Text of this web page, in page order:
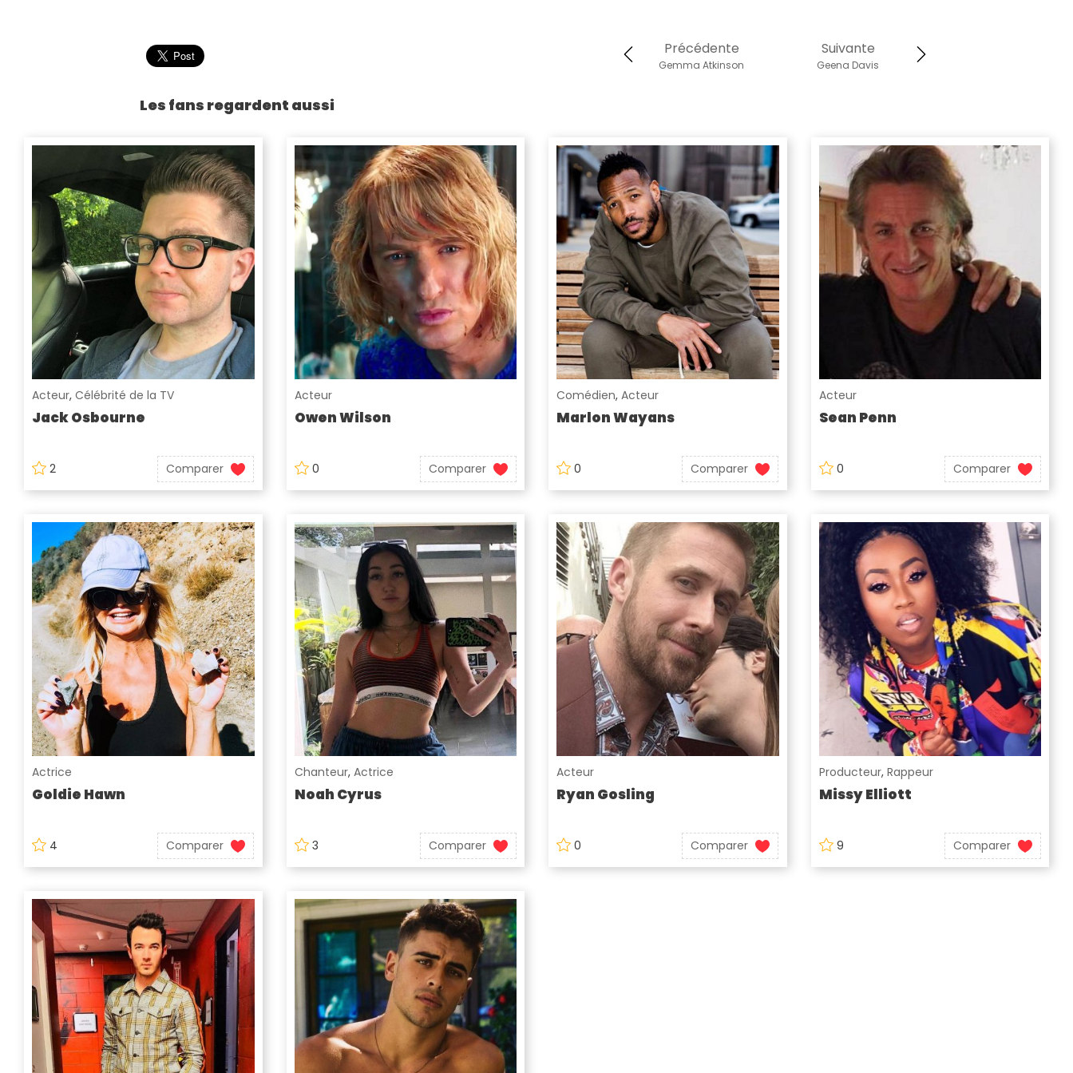
Suivante
Geena Davis
Précédente
Gemma Atkinson
Les fans regardent aussi
Acteur, Célébrité de la TV
Jack Osbourne
2 Comparer
Acteur
Owen Wilson
0 Comparer
Comédien, Acteur
Marlon Wayans
0 Comparer
Acteur
Sean Penn
0 Comparer
Actrice
Goldie Hawn
4 Comparer
Chanteur, Actrice
Noah Cyrus
3 Comparer
Acteur
Ryan Gosling
0 Comparer
Producteur, Rappeur
Missy Elliott
9 Comparer